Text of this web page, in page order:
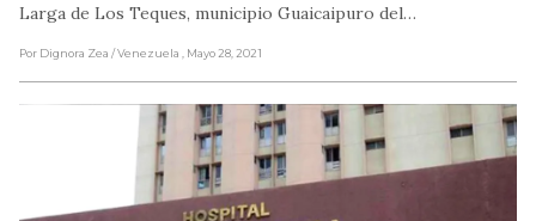
Larga de Los Teques, municipio Guaicaipuro del…
Por Dignora Zea / Venezuela , Mayo 28, 2021